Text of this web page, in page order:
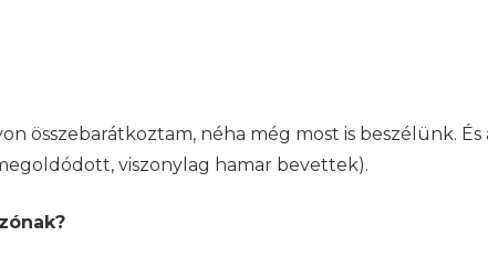
összebarátkoztam, néha még most is beszélünk.
viszonylag hamar bevettek).